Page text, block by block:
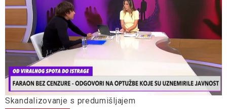
Skandalizovanje s predumišljajem